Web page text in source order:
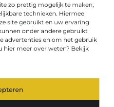
zo prettig mogelijk te maken,
technieken. Hiermee
site gebruikt en uw ervaring
onder andere gebruikt
advertenties en om het gebruik
hier meer over weten? Bekijk